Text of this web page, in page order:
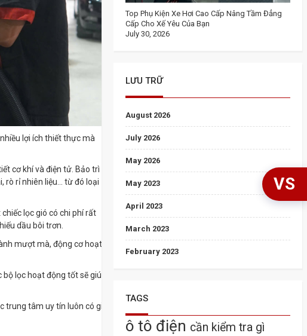
lợi ích thiết thực mà
cơ khí và điện tử. Bảo trì
rò rỉ nhiên liệu... từ đó loại
lọc gió có chi phí rất
dầu bôi trơn.
mượt mà, động cơ hoạt
lọc hoạt động tốt sẽ giúp
trung tâm uy tín luôn có giá
Top Phụ Kiện Xe Hơi Cao Cấp Nâng Tầm Đẳng
Cấp Cho Xế Yêu Của Bạn
July 30, 2026
LƯU TRỮ
August 2026
July 2026
May 2026
May 2023
April 2023
March 2023
February 2023
TAGS
ô tô điện cần kiểm tra gì
VS